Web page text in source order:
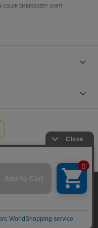
COLOR EMBROIDERY SHIRT
LTD
クッキーはサイト内
分析からマーケティ
。